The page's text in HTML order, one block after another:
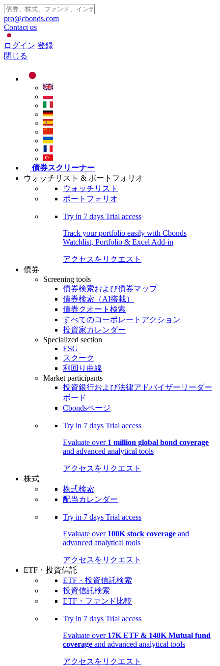
pro@cbonds.com
Contact us
ログイン 登録
閉じる
債券スクリーナー
ウォッチリスト & ポートフォリオ
ウォッチリスト
ポートフォリオ
Try in 7 days Trial access
Track your portfolio easily with Cbonds
Watchlist, Portfolio & Excel Add-in
アクセスをリクエスト
債券
Screening tools
債券検索および債券マップ
債券検索（AI搭載）
債券クオート検索
すべてのコーポレートアクション
投資家カレンダー
Specialized section
ESG
スクーク
利回り曲線
Market participants
投資銀行および法律アドバイザーリーダー
ボード
Cbondsページ
Try in 7 days Trial access
Evaluate over 1 million global bond coverage
and advanced analytical tools
アクセスをリクエスト
株式
株式検索
配当カレンダー
Try in 7 days Trial access
Evaluate over 100K stock coverage and
advanced analytical tools
アクセスをリクエスト
ETF・投資信託
ETF・投資信託検索
投資信託検索
ETF・ファンド比較
Try in 7 days Trial access
Evaluate over 17K ETF & 140K Mutual fund
coverage and advanced analytical tools
アクセスをリクエスト